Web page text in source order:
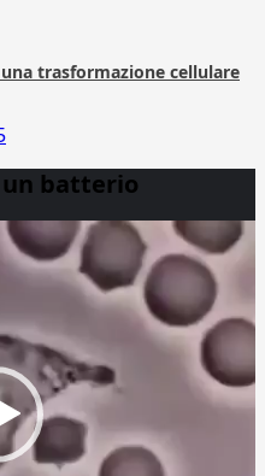
trasformazione cellulare
batterio